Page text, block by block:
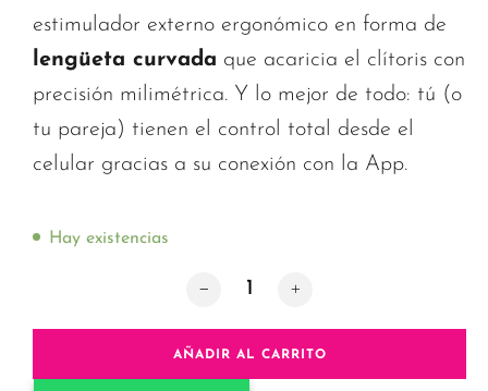
estimulador externo ergonómico en forma de
lengüeta curvada que acaricia el clítoris con
precisión milimétrica. Y lo mejor de todo: tú (o
tu pareja) tienen el control total desde el
celular gracias a su conexión con la App.
Hay existencias
Satisfyer Hug Me: Vibrador Rabbit
AÑADIR AL CARRITO